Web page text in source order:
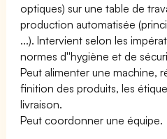
optiques) sur une table de
production automatisée
...). Intervient selon les
normes d''hygiène et de
Peut alimenter une machine,
finition des produits, les
livraison.
Peut coordonner une équipe.